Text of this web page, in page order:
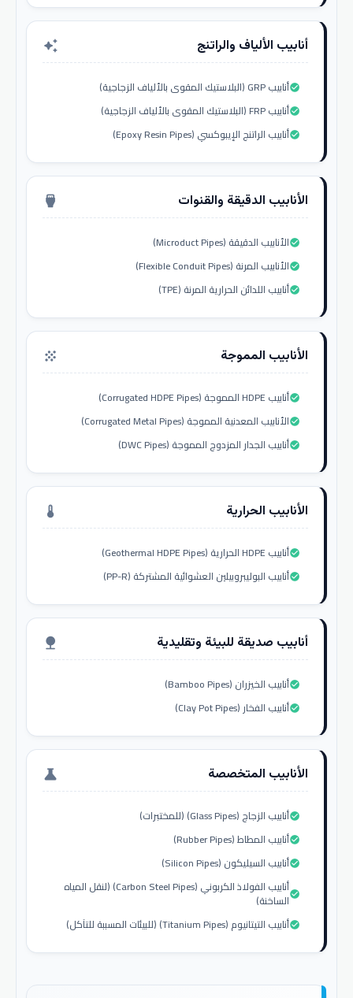
أنابيب الألياف والراتنج auto_awesome
أنابيب GRP (البلاستيك المقوى بالألياف الزجاجية)check_circle
أنابيب FRP (البلاستيك المقوى بالألياف الزجاجية)check_circle
أنابيب الراتنج الإيبوكسي (Epoxy Resin Pipes)check_circle
الأنابيب الدقيقة والقنوات settings_input_hdmi
الأنابيب الدقيقة (Microduct Pipes)check_circle
الأنابيب المرنة (Flexible Conduit Pipes)check_circle
أنابيب اللدائن الحرارية المرنة (TPE)check_circle
الأنابيب المموجة grain
أنابيب HDPE المموجة (Corrugated HDPE Pipes)check_circle
الأنابيب المعدنية المموجة (Corrugated Metal Pipes)check_circle
أنابيب الجدار المزدوج المموجة (DWC Pipes)check_circle
الأنابيب الحرارية thermostat
أنابيب HDPE الحرارية (Geothermal HDPE Pipes)check_circle
أنابيب البوليبروبيلين العشوائية المشتركة (PP-R)check_circle
أنابيب صديقة للبيئة وتقليدية nature
أنابيب الخيزران (Bamboo Pipes)check_circle
أنابيب الفخار (Clay Pot Pipes)check_circle
الأنابيب المتخصصة science
أنابيب الزجاج (Glass Pipes) (للمختبرات)check_circle
أنابيب المطاط (Rubber Pipes)check_circle
أنابيب السيليكون (Silicon Pipes)check_circle
أنابيب الفولاذ الكربوني (Carbon Steel Pipes) (لنقل المياه
الساخنة)check_circle
أنابيب التيتانيوم (Titanium Pipes) (للبيئات المسببة للتآكل)check_circle